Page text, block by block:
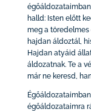
halld: Isten előtt
meg a töredelmes
hajdan áldoztál,
Hajdan atyáid
áldozatnak. Te a
már ne keresd,
égőáldozataimra